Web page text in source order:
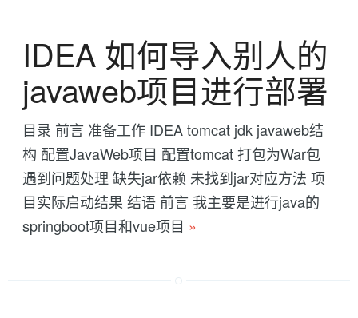
IDEA 如何导入别人的
javaweb项目进行部署
目录 前言 准备工作 IDEA tomcat jdk javaweb结
构 配置JavaWeb项目 配置tomcat 打包为War包
遇到问题处理 缺失jar依赖 未找到jar对应方法 项
目实际启动结果 结语 前言 我主要是进行java的
springboot项目和vue项目 »